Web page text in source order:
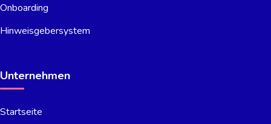
Onboarding
Hinweisgebersystem
Unternehmen
Startseite